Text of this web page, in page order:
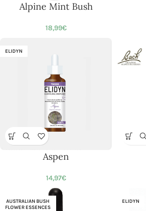
Alpine Mint Bush
18,99€
ELIDYN
Aspen
14,97€
AUSTRALIAN BUSH
FLOWER ESSENCES
ELIDYN